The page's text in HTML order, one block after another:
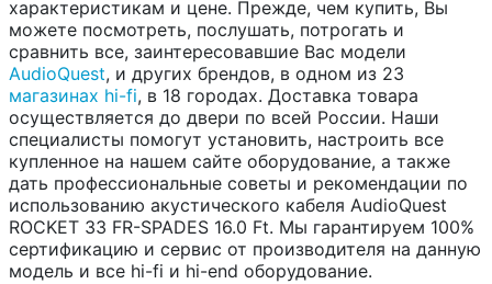
характеристикам и цене. Прежде, чем купить, Вы
можете посмотреть, послушать, потрогать и
сравнить все, заинтересовавшие Вас модели
AudioQuest, и других брендов, в одном из 23
магазинах hi-fi, в 18 городах. Доставка товара
осуществляется до двери по всей России. Наши
специалисты помогут установить, настроить все
купленное на нашем сайте оборудование, а также
дать профессиональные советы и рекомендации по
использованию акустического кабеля AudioQuest
ROCKET 33 FR-SPADES 16.0 Ft. Мы гарантируем 100%
сертификацию и сервис от производителя на данную
модель и все hi-fi и hi-end оборудование.